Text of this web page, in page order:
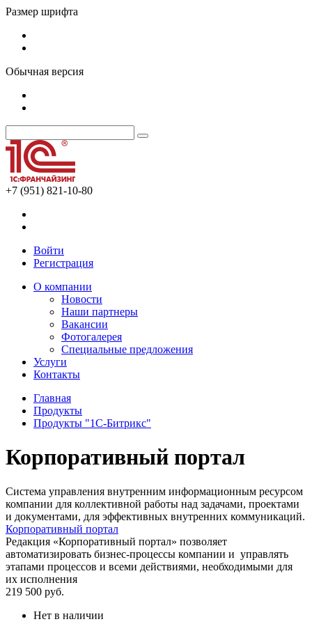
Размер шрифта
Обычная версия
+7 (951) 821-10-80
Войти
Регистрация
О компании
Новости
Наши партнеры
Вакансии
Фотогалерея
Специальные предложения
Услуги
Контакты
Главная
Продукты
Продукты "1С-Битрикс"
Корпоративный портал
Система управления внутренним информационным ресурсом
компании для коллективной работы над задачами, проектами
и документами, для эффективных внутренних коммуникаций.
Корпоративный портал
Редакция «Корпоративный портал» позволяет
автоматизировать бизнес-процессы компании и управлять
этапами процессов и всеми действиями, необходимыми для
их исполнения
219 500 руб.
Нет в наличии